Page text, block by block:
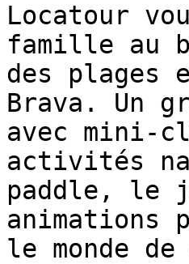
Locatour
famille au
des plages
Brava. Un
avec mini-
activités
paddle, le
animations
le monde